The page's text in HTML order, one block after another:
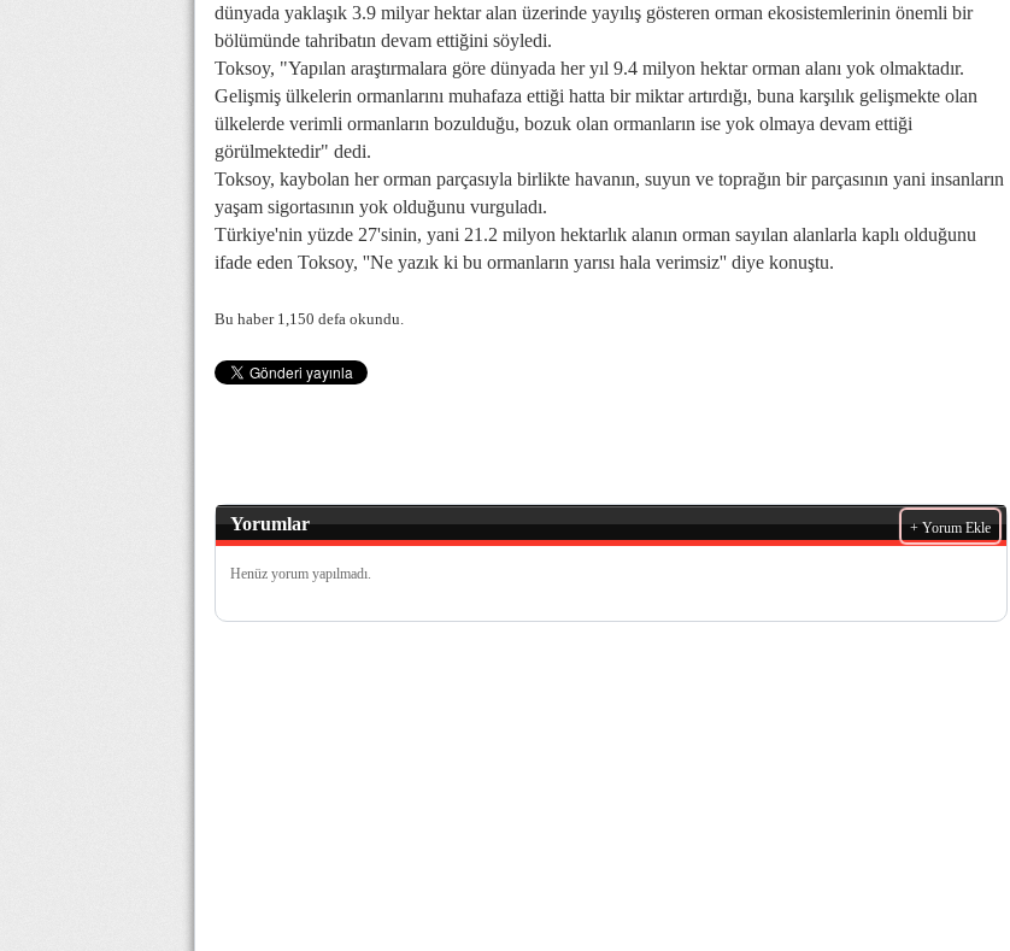
dünyada yaklaşık 3.9 milyar hektar alan üzerinde yayılış gösteren orman ekosistemlerinin önemli bir
bölümünde tahribatın devam ettiğini söyledi.
Toksoy, "Yapılan araştırmalara göre dünyada her yıl 9.4 milyon hektar orman alanı yok olmaktadır.
Gelişmiş ülkelerin ormanlarını muhafaza ettiği hatta bir miktar artırdığı, buna karşılık gelişmekte olan
ülkelerde verimli ormanların bozulduğu, bozuk olan ormanların ise yok olmaya devam ettiği
görülmektedir" dedi.
Toksoy, kaybolan her orman parçasıyla birlikte havanın, suyun ve toprağın bir parçasının yani insanların
yaşam sigortasının yok olduğunu vurguladı.
Türkiye'nin yüzde 27'sinin, yani 21.2 milyon hektarlık alanın orman sayılan alanlarla kaplı olduğunu
ifade eden Toksoy, ''Ne yazık ki bu ormanların yarısı hala verimsiz'' diye konuştu.
Bu haber 1,150 defa okundu.
Yorumlar + Yorum Ekle
Henüz yorum yapılmadı.